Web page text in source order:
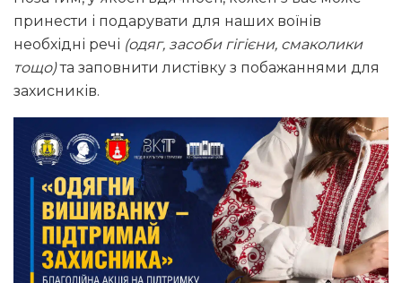
принести і подарувати для наших воїнів
необхідні речі (одяг, засоби гігієни, смаколики
тощо)та заповнити листівку з побажаннями для
захисників.